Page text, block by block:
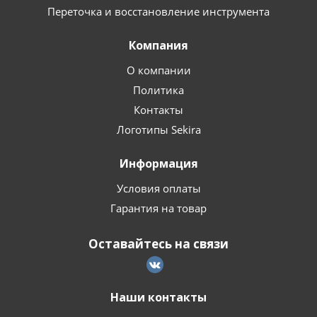
Переточка и восстановление инструмента
Компания
О компании
Политика
Контакты
Логотипы Sekira
Информация
Условия оплаты
Гарантия на товар
Оставайтесь на связи
Наши контакты